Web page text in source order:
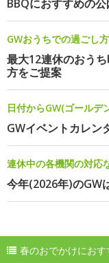
BBQにおすすめの公
GWおうちでの過ごし
最大12連休のおう
方をご提案
日付からGW(ゴールデ
GWイベントカレン
連休中の各機関の対応
今年(2026年)のGW
春のおでかけにおす